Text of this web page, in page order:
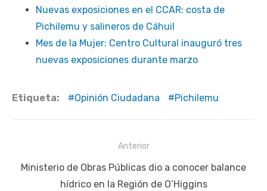
Nuevas exposiciones en el CCAR: costa de
Pichilemu y salineros de Cáhuil
Mes de la Mujer: Centro Cultural inauguró tres
nuevas exposiciones durante marzo
Etiqueta: Opinión Ciudadana Pichilemu
de
entradas
Anterior
Publicación
Ministerio de Obras Públicas dio a conocer balance
hídrico en la Región de O’Higgins